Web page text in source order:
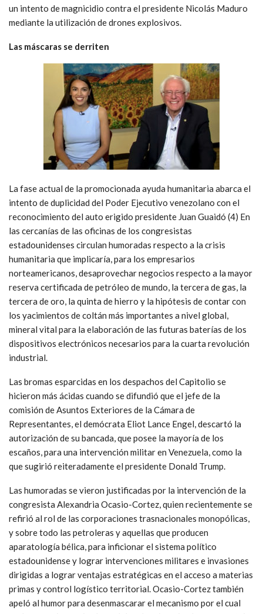
un intento de magnicidio contra el presidente Nicolás Maduro
mediante la utilización de drones explosivos.
Las máscaras se derriten
La fase actual de la promocionada ayuda humanitaria abarca el
intento de duplicidad del Poder Ejecutivo venezolano con el
reconocimiento del auto erigido presidente Juan Guaidó (4) En
las cercanías de las oficinas de los congresistas
estadounidenses circulan humoradas respecto a la crisis
humanitaria que implicaría, para los empresarios
norteamericanos, desaprovechar negocios respecto a la mayor
reserva certificada de petróleo de mundo, la tercera de gas, la
tercera de oro, la quinta de hierro y la hipótesis de contar con
los yacimientos de coltán más importantes a nivel global,
mineral vital para la elaboración de las futuras baterías de los
dispositivos electrónicos necesarios para la cuarta revolución
industrial.
Las bromas esparcidas en los despachos del Capitolio se
hicieron más ácidas cuando se difundió que el jefe de la
comisión de Asuntos Exteriores de la Cámara de
Representantes, el demócrata Eliot Lance Engel, descartó la
autorización de su bancada, que posee la mayoría de los
escaños, para una intervención militar en Venezuela, como la
que sugirió reiteradamente el presidente Donald Trump.
Las humoradas se vieron justificadas por la intervención de la
congresista Alexandria Ocasio-Cortez, quien recientemente se
refirió al rol de las corporaciones trasnacionales monopólicas,
y sobre todo las petroleras y aquellas que producen
aparatología bélica, para inficionar el sistema político
estadounidense y lograr intervenciones militares e invasiones
dirigidas a lograr ventajas estratégicas en el acceso a materias
primas y control logístico territorial. Ocasio-Cortez también
apeló al humor para desenmascarar el mecanismo por el cual